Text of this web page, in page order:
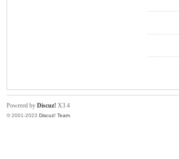
Powered byDiscuz! X3.4
© 2001-2023Discuz! Team